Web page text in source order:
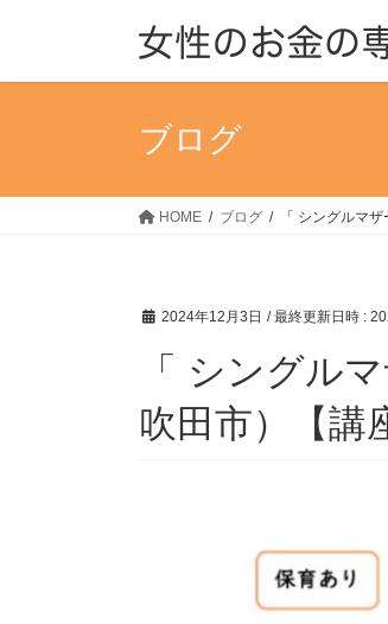
ブログ
HOME ブログ 「 シングルマ
2024年12月3日 / 最終更新日時 :
「 シングル
吹田市）【講